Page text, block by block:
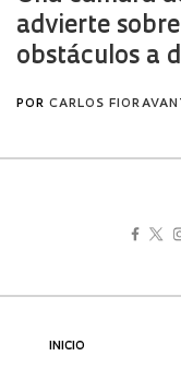
INICIO